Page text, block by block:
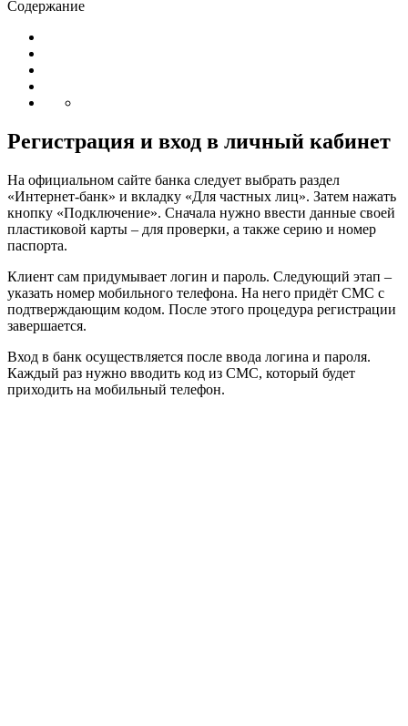
Содержание
Регистрация и вход в личный кабинет
На официальном сайте банка следует выбрать раздел
«Интернет-банк» и вкладку «Для частных лиц». Затем нажать
кнопку «Подключение». Сначала нужно ввести данные своей
пластиковой карты – для проверки, а также серию и номер
паспорта.
Клиент сам придумывает логин и пароль. Следующий этап –
указать номер мобильного телефона. На него придёт СМС с
подтверждающим кодом. После этого процедура регистрации
завершается.
Вход в банк осуществляется после ввода логина и пароля.
Каждый раз нужно вводить код из СМС, который будет
приходить на мобильный телефон.